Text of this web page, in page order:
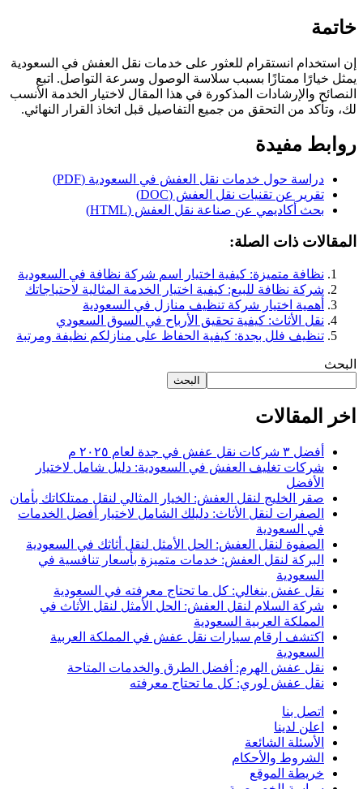
خاتمة
إن استخدام انستقرام للعثور على خدمات نقل العفش في السعودية
يمثل خيارًا ممتازًا بسبب سلاسة الوصول وسرعة التواصل. اتبع
النصائح والإرشادات المذكورة في هذا المقال لاختيار الخدمة الأنسب
لك، وتأكد من التحقق من جميع التفاصيل قبل اتخاذ القرار النهائي.
روابط مفيدة
دراسة حول خدمات نقل العفش في السعودية (PDF)
تقرير عن تقنيات نقل العفش (DOC)
بحث أكاديمي عن صناعة نقل العفش (HTML)
المقالات ذات الصلة:
نظافة متميزة: كيفية اختيار اسم شركة نظافة في السعودية
شركة نظافة للبيع: كيفية اختيار الخدمة المثالية لاحتياجاتك
أهمية اختيار شركة تنظيف منازل في السعودية
نقل الأثاث: كيفية تحقيق الأرباح في السوق السعودي
تنظيف فلل بجدة: كيفية الحفاظ على منازلكم نظيفة ومرتبة
البحث
البحث
اخر المقالات
أفضل ٣ شركات نقل عفش في جدة لعام ٢٠٢٥ م
شركات تغليف العفش في السعودية: دليل شامل لاختيار
الأفضل
صقر الخليج لنقل العفش: الخيار المثالي لنقل ممتلكاتك بأمان
الصفرات لنقل الأثاث: دليلك الشامل لاختيار أفضل الخدمات
في السعودية
الصفوة لنقل العفش: الحل الأمثل لنقل أثاثك في السعودية
البركة لنقل العفش: خدمات متميزة بأسعار تنافسية في
السعودية
نقل عفش بنغالي: كل ما تحتاج معرفته في السعودية
شركة السلام لنقل العفش: الحل الأمثل لنقل الأثاث في
المملكة العربية السعودية
اكتشف ارقام سيارات نقل عفش في المملكة العربية
السعودية
نقل عفش الهرم: أفضل الطرق والخدمات المتاحة
نقل عفش لوري: كل ما تحتاج معرفته
اتصل بنا
اعلن لدينا
الأسئلة الشائعة
الشروط والأحكام
خريطة الموقع